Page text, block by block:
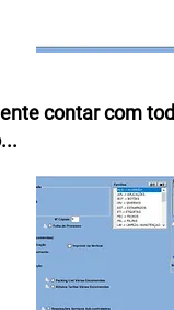
contar com